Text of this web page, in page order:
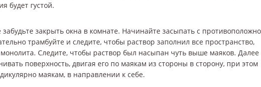
будет густой.
закрыть окна в комнате. Начинайте засыпать с
трамбуйте и следите, чтобы раствор заполнил все пространство,
Следите, чтобы раствор был насыпан чуть выше маяков. Далее
поверхность, двигая его по маякам из стороны в сторону, при этом
маякам, в направлении к себе.